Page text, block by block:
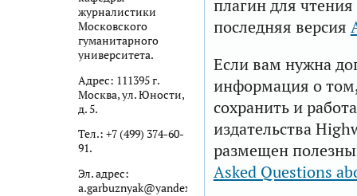
журналистики
Московского
гуманитарного
университета.
Адрес: 111395 г.
Москва, ул. Юности,
д. 5.
Тел.: +7 (499) 374-60-
91.
Эл. адрес:
a.garbuznyak@yandex.ru
плагин для
последняя версия
Если вам нужна
информация о том,
сохранить и
издательства
размещен
Asked Questions